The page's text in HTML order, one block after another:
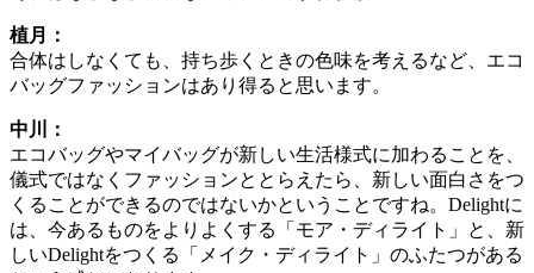
植月：
合体はしなくても、持ち歩くときの色味を考えるなど、エコ
バッグファッションはあり得ると思います。
中川：
エコバッグやマイバッグが新しい生活様式に加わることを、
儀式ではなくファッションととらえたら、新しい面白さをつ
くることができるのではないかということですね。Delightに
は、今あるものをよりよくする「モア・ディライト」と、新
しいDelightをつくる「メイク・ディライト」のふたつがある